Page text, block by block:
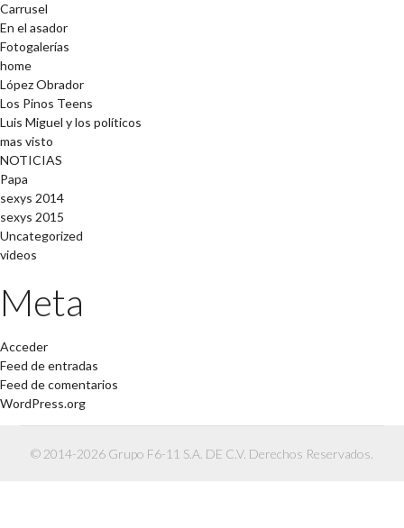
Carrusel
En el asador
Fotogalerías
home
López Obrador
Los Pinos Teens
Luis Miguel y los políticos
mas visto
NOTICIAS
Papa
sexys 2014
sexys 2015
Uncategorized
videos
Meta
Acceder
Feed de entradas
Feed de comentarios
WordPress.org
© 2014-2026 Grupo F6-11 S.A. DE C.V. Derechos Reservados.